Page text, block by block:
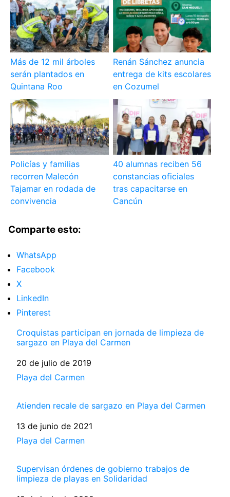
Más de 12 mil árboles
serán plantados en
Quintana Roo
Renán Sánchez anuncia
entrega de kits escolares
en Cozumel
Policías y familias
recorren Malecón
Tajamar en rodada de
convivencia
40 alumnas reciben 56
constancias oficiales
tras capacitarse en
Cancún
Comparte esto:
WhatsApp
Facebook
X
LinkedIn
Pinterest
Croquistas participan en jornada de limpieza de
sargazo en Playa del Carmen
Fecha
20 de julio de 2019
Respecto a
Playa del Carmen
Atienden recale de sargazo en Playa del Carmen
Fecha
13 de junio de 2021
Respecto a
Playa del Carmen
Supervisan órdenes de gobierno trabajos de
limpieza de playas en Solidaridad